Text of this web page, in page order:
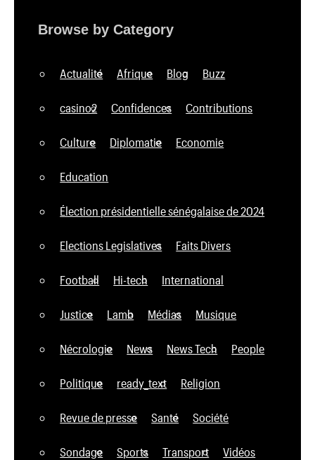
Browse by Category
Actualité Afrique Blog Buzz
casino2 Confidences Contributions
Culture Diplomatie Economie
Education
Élection présidentielle sénégalaise de 2024
Elections Legislatives Faits Divers
Football Hi-tech International
Justice Lamb Médias Musique
Nécrologie News News Tech People
Politique ready_text Religion
Revue de presse Santé Société
Sondage Sports Transport Vidéos